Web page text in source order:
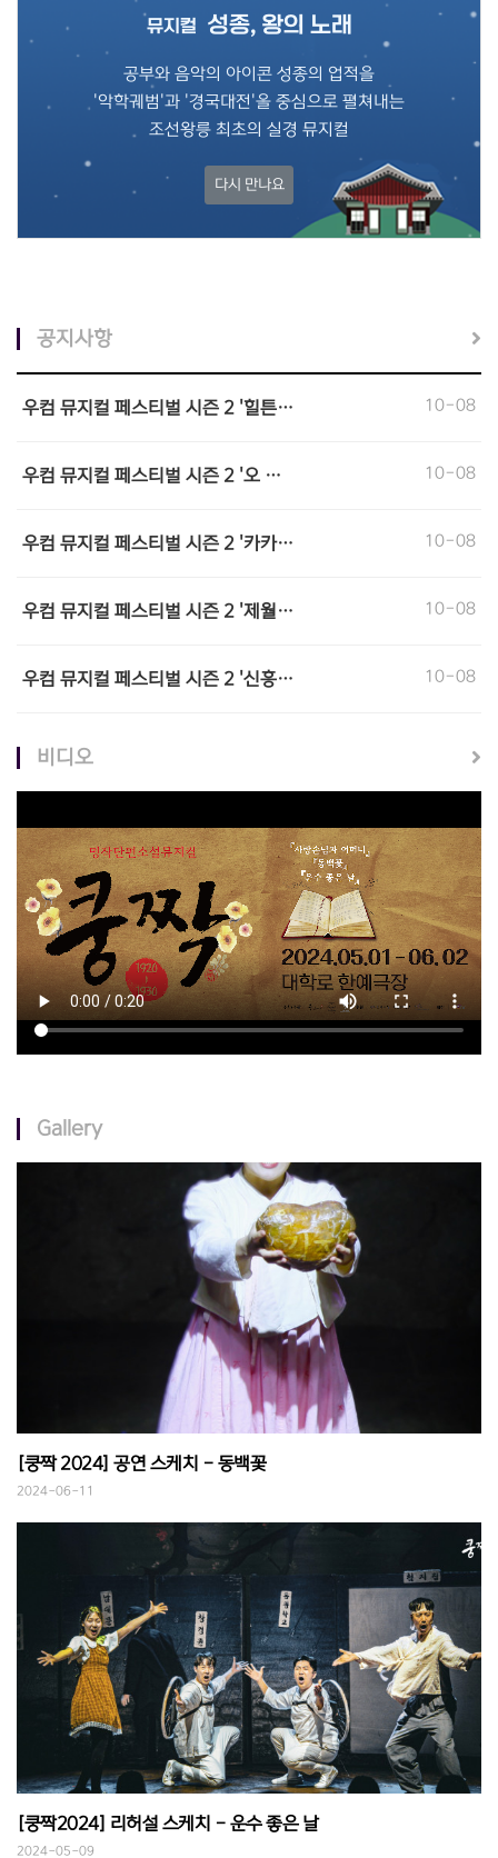
뮤지컬 성종, 왕의 노래
공부와 음악의 아이콘 성종의 업적을
'악학궤범'과 '경국대전'을 중심으로 펼쳐내는
조선왕릉 최초의 실경 뮤지컬
다시 만나요
공지사항
우컴 뮤지컬 페스티벌 시즌 2 '힐튼… 10-08
우컴 뮤지컬 페스티벌 시즌 2 '오 … 10-08
우컴 뮤지컬 페스티벌 시즌 2 '카카… 10-08
우컴 뮤지컬 페스티벌 시즌 2 '제월… 10-08
우컴 뮤지컬 페스티벌 시즌 2 '신흥… 10-08
비디오
Gallery
[쿵짝 2024] 공연 스케치 - 동백꽃
2024-06-11
[쿵짝2024] 리허설 스케치 - 운수 좋은 날
2024-05-09